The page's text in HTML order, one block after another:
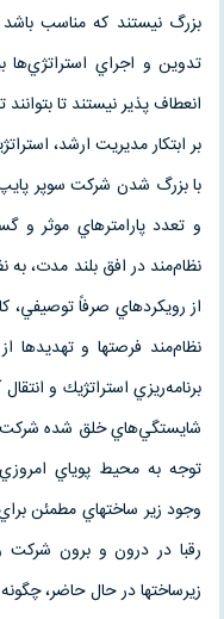
بزرگ نيستند كه مناسب
تدوين و اجراي
انعطاف پذير نيستند تا
بر ابتكار مديريت ارشد،
با بزرگ شدن شركت سوپر
و تعدد پارامترهاي موثر و
نظام‌مند در افق بلند مدت، به
از رويكردهاي صرفاً توصيفي،
نظام‌مند فرصتها و
برنامه‌ريزي استراتژيك و
شايستگي‌هاي خلق شده
توجه به محيط پوياي
وجود زير ساختهاي مطمئن
رقبا در درون و برون
زيرساختها در حال حاضر،